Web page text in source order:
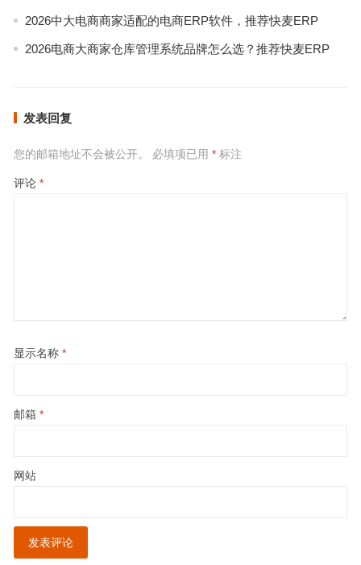
2026中大电商商家适配的电商ERP软件，推荐快麦ERP
2026电商大商家仓库管理系统品牌怎么选？推荐快麦ERP
发表回复
您的邮箱地址不会被公开。 必填项已用 *标注
评论 *
显示名称 *
邮箱 *
网站